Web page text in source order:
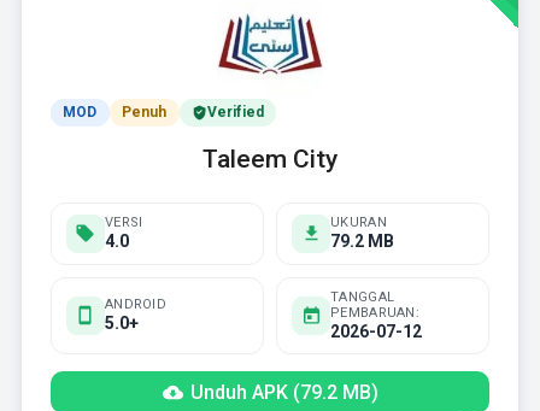
MOD Penuh Verified
Taleem City
VERSI
4.0
UKURAN
79.2 MB
ANDROID
5.0+
TANGGAL
PEMBARUAN:
2026-07-12
Unduh APK (79.2 MB)